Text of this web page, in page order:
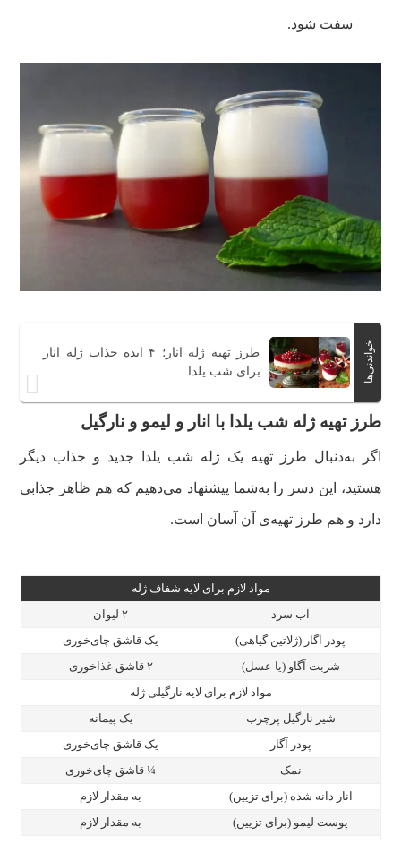
سفت شود.
خواندنی‌ها
طرز تهیه ژله انار؛ ۴ ایده جذاب ژله انار
برای شب یلدا
طرز تهیه ژله شب یلدا با انار و لیمو و نارگیل
اگر به‌دنبال طرز تهیه یک ژله شب یلدا جدید و جذاب دیگر
هستید، این دسر را به‌شما پیشنهاد می‌دهیم که هم ظاهر جذابی
دارد و هم طرز تهیه‌ی آن آسان است.
مواد لازم برای لایه شفاف ژله
آب سرد
۲ لیوان
پودر آگار (ژلاتین گیاهی)
یک قاشق چای‌خوری
شربت آگاو (یا عسل)
۲ قاشق غذاخوری
مواد لازم برای لایه نارگیلی ژله
شیر نارگیل پرچرب
یک پیمانه
پودر آگار
یک قاشق چای‌خوری
نمک
¼قاشق چای‌خوری
انار دانه شده (برای تزیین)
به مقدار لازم
پوست لیمو (برای تزیین)
به‌ مقدار لازم